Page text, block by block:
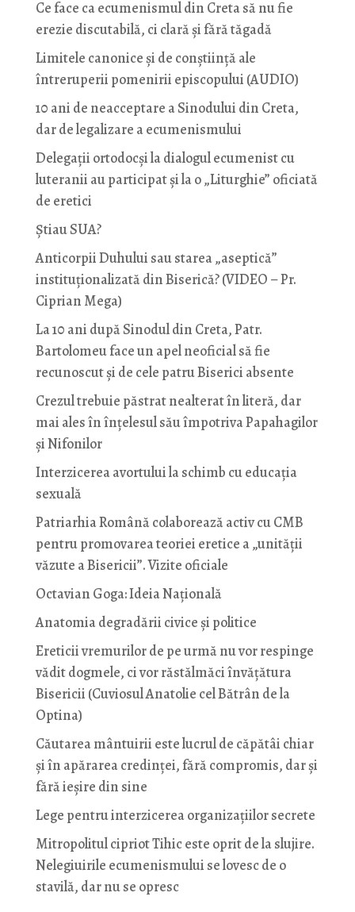
Ce face ca ecumenismul din Creta să nu fie
erezie discutabilă, ci clară și fără tăgadă
Limitele canonice și de conștiință ale
întreruperii pomenirii episcopului (AUDIO)
10 ani de neacceptare a Sinodului din Creta,
dar de legalizare a ecumenismului
Delegații ortodocși la dialogul ecumenist cu
luteranii au participat și la o „Liturghie” oficiată
de eretici
Știau SUA?
Anticorpii Duhului sau starea „aseptică”
instituționalizată din Biserică? (VIDEO – Pr.
Ciprian Mega)
La 10 ani după Sinodul din Creta, Patr.
Bartolomeu face un apel neoficial să fie
recunoscut și de cele patru Biserici absente
Crezul trebuie păstrat nealterat în literă, dar
mai ales în înțelesul său împotriva Papahagilor
și Nifonilor
Interzicerea avortului la schimb cu educaţia
sexuală
Patriarhia Română colaborează activ cu CMB
pentru promovarea teoriei eretice a „unității
văzute a Bisericii”. Vizite oficiale
Octavian Goga: Ideia Naţională
Anatomia degradării civice și politice
Ereticii vremurilor de pe urmă nu vor respinge
vădit dogmele, ci vor răstălmăci învățătura
Bisericii (Cuviosul Anatolie cel Bătrân de la
Optina)
Căutarea mântuirii este lucrul de căpătâi chiar
și în apărarea credinței, fără compromis, dar și
fără ieșire din sine
Lege pentru interzicerea organizaţiilor secrete
Mitropolitul cipriot Tihic este oprit de la slujire.
Nelegiuirile ecumenismului se lovesc de o
stavilă, dar nu se opresc